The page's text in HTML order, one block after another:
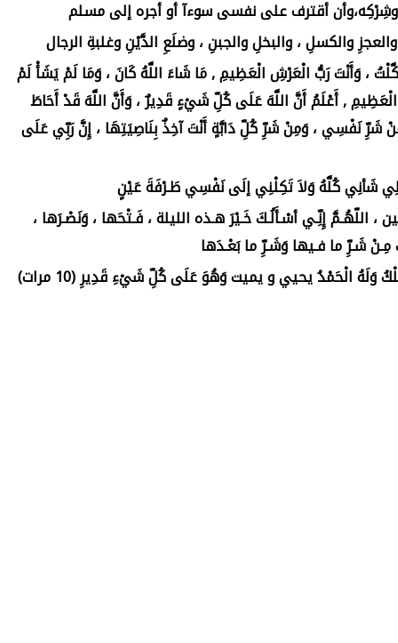
أقترف على نفسى سوءآ أو أجره إلى مسلم
والكسلِ ، والبخلِ والجبنِ ، وضلَعِ الدَّيْنِ وغلبةِ الرجال
، وَأَنْتَ رَبُّ الْعَرْشِ الْعَظِيمِ , مَا شَاءَ اللَّهُ كَانَ ، وَمَا لَمْ يَشَأْ لَمْ
الْعَظِيمِ , أَعْلَمُ أَنَّ اللَّهَ عَلَى كُلِّ شَيْءٍ قَدِيرٌ ، وَأَنَّ اللَّهَ قَدْ أَحَاطَ
شَرِّ نَفْسِي ، وَمِنْ شَرِّ كُلِّ دَابَّةٍ أَنْتَ آخِذٌ بِنَاصِيَتِهَا ، إِنَّ رَبِّي عَلَى
شَأنِي كُلَّهُ وَلاَ تَكِلْنِي إلَى نَفْسِي طَـرْفَةَ عَيْنٍ
اللّهُـمَّ إِنِّـي أسْـأَلُـكَ خَـيْرَ هـذه الليلة ، فَـتْحَها ، وَنَصْـرَها ،
مِـنْ شَـرِّ ما فـيها وَشَـرِّ ما بَعْـدَها
وَلَهُ الْحَمْدُ يحيي و يميت وَهُوَ عَلَى كُلِّ شَيْءِ قَدِيرِ (10 مرات)